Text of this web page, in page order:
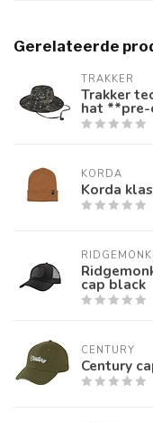
Gerelateerde
TRAKKER
Trakker
hat
KORDA
Korda
cap black
CENTURY
Century